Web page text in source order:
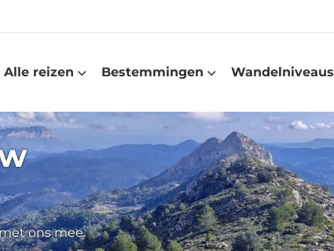
Alle reizen Bestemmingen Wandelniveaus
ons mee.